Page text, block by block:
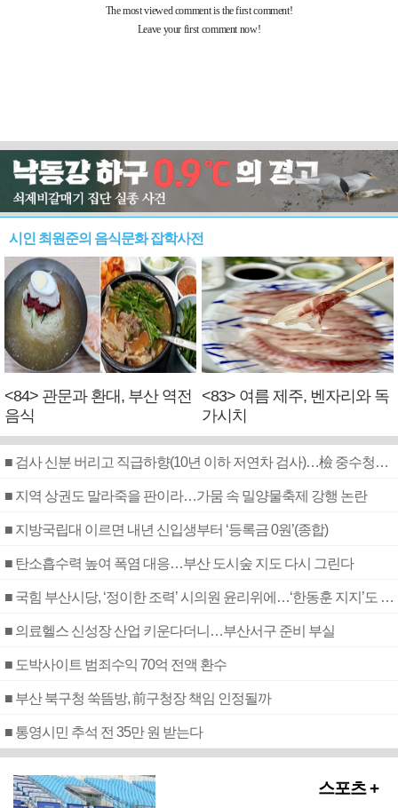
시인 최원준의 음식문화 잡학사전
<84> 관문과 환대, 부산 역전
음식
<83> 여름 제주, 벤자리와 독
가시치
■ 검사 신분 버리고 직급하향(10년 이하 저연차 검사)…檢 중수청행 기피
■ 지역 상권도 말라죽을 판이라…가뭄 속 밀양물축제 강행 논란
■ 지방국립대 이르면 내년 신입생부터 ‘등록금 0원’(종합)
■ 탄소흡수력 높여 폭염 대응…부산 도시숲 지도 다시 그린다
■ 국힘 부산시당, ‘정이한 조력’ 시의원 윤리위에…‘한동훈 지지’도 신고접수
■ 의료헬스 신성장 산업 키운다더니…부산서구 준비 부실
■ 도박사이트 범죄수익 70억 전액 환수
■ 부산 북구청 쑥뜸방, 前구청장 책임 인정될까
■ 통영시민 추석 전 35만 원 받는다
스포츠 +